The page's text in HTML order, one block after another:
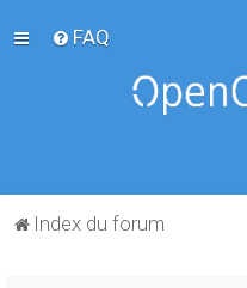
FAQ
Index du forum